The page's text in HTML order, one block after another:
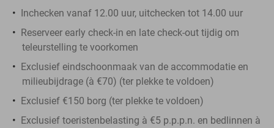
Inchecken vanaf 12.00 uur, uitchecken tot 14.00 uur
Reserveer early check-in en late check-out tijdig om
teleurstelling te voorkomen​
Exclusief eindschoonmaak van de accommodatie en
milieubijdrage (à €70) (ter plekke te voldoen)
Exclusief €150 borg (ter plekke te voldoen)
Exclusief toeristenbelasting à €5 p.p.p.n. en bedlinnen à